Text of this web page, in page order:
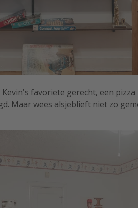
favoriete gerecht, een
Maar wees alsjeblieft niet zo